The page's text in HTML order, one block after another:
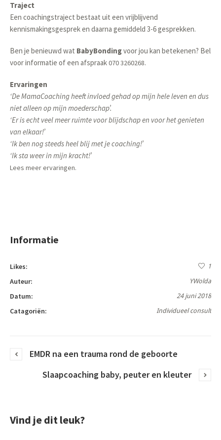
Traject
Een coachingstraject bestaat uit een vrijblijvend
kennismakingsgesprek en daarna gemiddeld 3-6 gesprekken.
Ben je benieuwd wat BabyBondingvoor jou kan betekenen? Bel
voor informatie of een afspraak070 3260268.
Ervaringen
‘De MamaCoaching heeft invloed gehad op mijn hele leven en dus
niet alleen op mijn moederschap’.
‘Er is echt veel meer ruimte voor blijdschap en voor het genieten
van elkaar!’
‘Ik ben nog steeds heel blij met je coaching!’
‘Ik sta weer in mijn kracht!’
Lees meer ervaringen.
Informatie
Likes: 1
Auteur: YWolda
Datum: 24 juni 2018
Catagoriën: Individueel consult
EMDR na een trauma rond de geboorte
Slaapcoaching baby, peuter en kleuter
Vind je dit leuk?